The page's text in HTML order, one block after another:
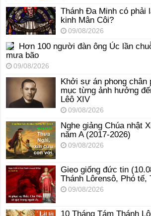
Thánh Đa Minh có phải
kinh Mân Côi?
09/08/2026
Hơn 100 người đàn ông Úc lần
mưa bão
09/08/2026
Khởi sự án phong chân
mục từng ảnh hưởng
Lêô XIV
09/08/2026
Nghe giảng Chúa nhật
năm A (2017-2026)
09/08/2026
Gieo giống đức tin
Thánh Lôrensô, Phó tế,
09/08/2026
10 Tháng Tám Thánh